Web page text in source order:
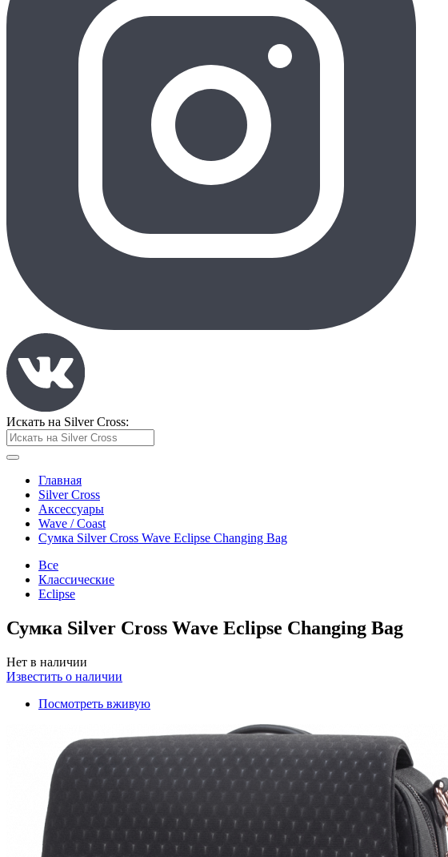
Искать на Silver Cross:
Главная
Silver Cross
Аксессуары
Wave / Coast
Сумка Silver Cross Wave Eclipse Changing Bag
Все
Классические
Eclipse
Сумка Silver Cross Wave Eclipse Changing Bag
Нет в наличии
Известить о наличии
Посмотреть вживую